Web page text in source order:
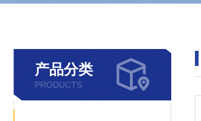
产品分类
PRODUCTS